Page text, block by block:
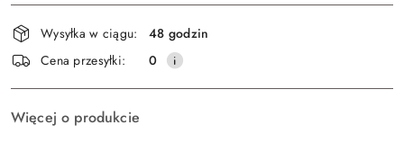
Wyślij
Dostępność
i
dostawa
Wysyłka w ciągu:
48 godzin
Cena przesyłki:
0
Więcej o produkcie